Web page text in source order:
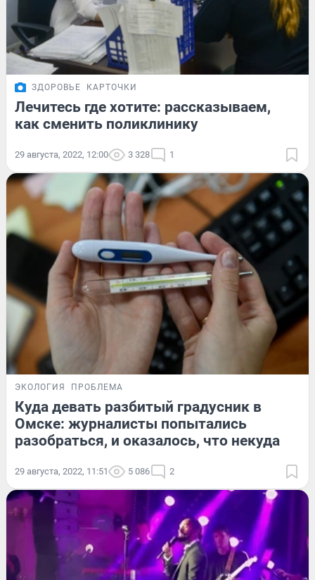
ЗДОРОВЬЕ КАРТОЧКИ
Лечитесь где хотите: рассказываем,
как сменить поликлинику
29 августа, 2022, 12:00 3 328 1
ЭКОЛОГИЯ ПРОБЛЕМА
Куда девать разбитый градусник в
Омске: журналисты попытались
разобраться, и оказалось, что некуда
29 августа, 2022, 11:51 5 086 2